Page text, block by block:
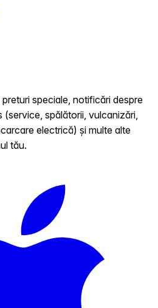
speciale, notificări despre
spălătorii, vulcanizări,
electrică) și multe alte
tău.